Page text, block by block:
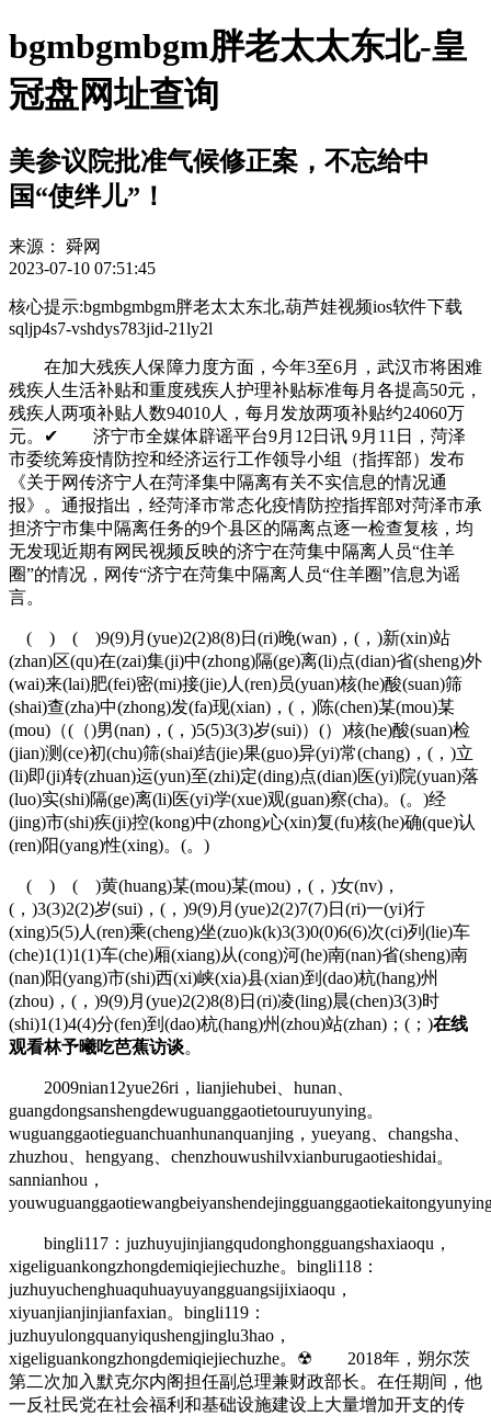
bgmbgmbgm胖老太太东北-皇
冠盘网址查询
美参议院批准气候修正案，不忘给中
国“使绊儿”！
来源：
舜网
2023-07-10 07:51:45
核心提示:bgmbgmbgm胖老太太东北,葫芦娃视频ios软件下载
sqljp4s7-vshdys783jid-21ly2l
在加大残疾人保障力度方面，今年3至6月，武汉市将困难
残疾人生活补贴和重度残疾人护理补贴标准每月各提高50元，
残疾人两项补贴人数94010人，每月发放两项补贴约24060万
元。✔ 济宁市全媒体辟谣平台9月12日讯 9月11日，菏泽
市委统筹疫情防控和经济运行工作领导小组（指挥部）发布
《关于网传济宁人在菏泽集中隔离有关不实信息的情况通
报》。通报指出，经菏泽市常态化疫情防控指挥部对菏泽市承
担济宁市集中隔离任务的9个县区的隔离点逐一检查复核，均
无发现近期有网民视频反映的济宁在菏集中隔离人员“住羊
圈”的情况，网传“济宁在菏集中隔离人员“住羊圈”信息为谣
言。
( ) ( )9(9)月(yue)2(2)8(8)日(ri)晚(wan)，(，)新(xin)站
(zhan)区(qu)在(zai)集(ji)中(zhong)隔(ge)离(li)点(dian)省(sheng)外
(wai)来(lai)肥(fei)密(mi)接(jie)人(ren)员(yuan)核(he)酸(suan)筛
(shai)查(zha)中(zhong)发(fa)现(xian)，(，)陈(chen)某(mou)某
(mou)（(（)男(nan)，(，)5(5)3(3)岁(sui)）(）)核(he)酸(suan)检
(jian)测(ce)初(chu)筛(shai)结(jie)果(guo)异(yi)常(chang)，(，)立
(li)即(ji)转(zhuan)运(yun)至(zhi)定(ding)点(dian)医(yi)院(yuan)落
(luo)实(shi)隔(ge)离(li)医(yi)学(xue)观(guan)察(cha)。(。)经
(jing)市(shi)疾(ji)控(kong)中(zhong)心(xin)复(fu)核(he)确(que)认
(ren)阳(yang)性(xing)。(。)
( ) ( )黄(huang)某(mou)某(mou)，(，)女(nv)，
(，)3(3)2(2)岁(sui)，(，)9(9)月(yue)2(2)7(7)日(ri)一(yi)行
(xing)5(5)人(ren)乘(cheng)坐(zuo)k(k)3(3)0(0)6(6)次(ci)列(lie)车
(che)1(1)1(1)车(che)厢(xiang)从(cong)河(he)南(nan)省(sheng)南
(nan)阳(yang)市(shi)西(xi)峡(xia)县(xian)到(dao)杭(hang)州
(zhou)，(，)9(9)月(yue)2(2)8(8)日(ri)凌(ling)晨(chen)3(3)时
(shi)1(1)4(4)分(fen)到(dao)杭(hang)州(zhou)站(zhan)；(；)在线
观看林予曦吃芭蕉访谈。
2009nian12yue26ri，lianjiehubei、hunan、
guangdongsanshengdewuguanggaotietouruyunying。
wuguanggaotieguanchuanhunanquanjing，yueyang、changsha、
zhuzhou、hengyang、chenzhouwushilvxianburugaotieshidai。
sannianhou，
bingli117：juzhuyujinjiangqudonghongguangshaxiaoqu，
xigeliguankongzhongdemiqiejiechuzhe。bingli118：
juzhuyuchenghuaquhuayuyangguangsijixiaoqu，
xiyuanjianjinjianfaxian。bingli119：
juzhuyulongquanyiqushengjinglu3hao，
xigeliguankongzhongdemiqiejiechuzhe。☢ 2018年，朔尔茨
第二次加入默克尔内阁担任副总理兼财政部长。在任期间，他
一反社民党在社会福利和基础设施建设上大量增加开支的传